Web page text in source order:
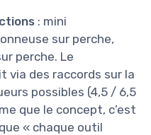
: mini
sur perche,
perche. Le
des raccords sur la
possibles (4,5 / 6,5
que le concept, c’est
« chaque outil